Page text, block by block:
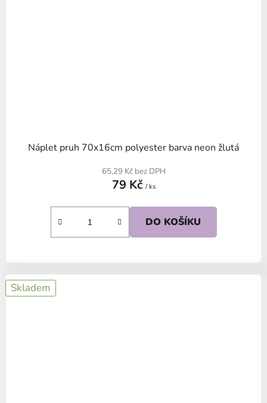
Náplet pruh 70x16cm polyester barva neon žlutá
65,29 Kč bez DPH
79 Kč / ks
DO KOŠÍKU
Skladem